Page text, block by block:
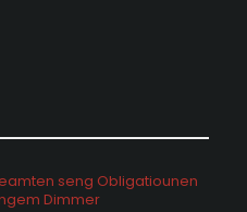
seng Obligatiounen
Dimmer